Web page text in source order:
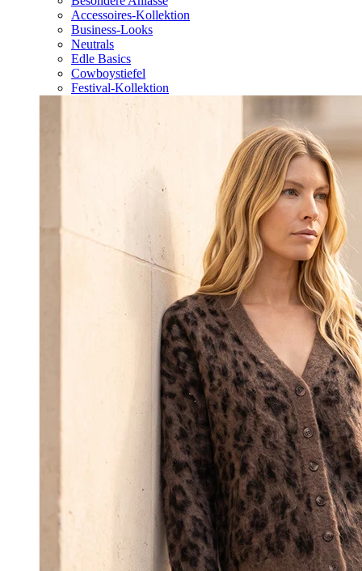
Accessoires-Kollektion
Business-Looks
Neutrals
Edle Basics
Cowboystiefel
Festival-Kollektion